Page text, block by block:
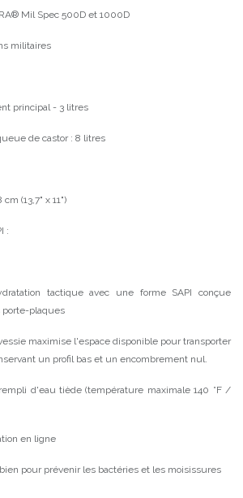
Mil Spec 500D et 1000D
militaires
principal - 3 litres
de castor : 8 litres
(13,7" x 11")
:
tactique avec une forme SAPI conçue
plaques
maximise l'espace disponible pour transporter
un profil bas et un encombrement nul.
d'eau tiède (température maximale 140 °F /
en ligne
pour prévenir les bactéries et les moisissures